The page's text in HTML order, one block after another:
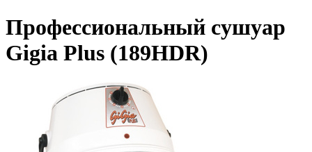
Профессиональный сушуар
Gigia Plus (189HDR)